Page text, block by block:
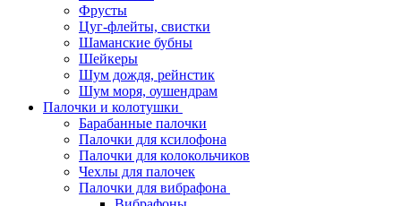
Фрусты
Цуг-флейты, свистки
Шаманские бубны
Шейкеры
Шум дождя, рейнстик
Шум моря, оушендрам
Палочки и колотушки
Барабанные палочки
Палочки для ксилофона
Палочки для колокольчиков
Чехлы для палочек
Палочки для вибрафона